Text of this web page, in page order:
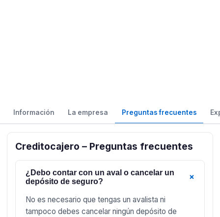
Información La empresa Preguntas frecuentes
Creditocajero – Preguntas frecuentes
¿Debo contar con un aval o cancelar un
depósito de seguro?
+
No es necesario que tengas un avalista ni
tampoco debes cancelar ningún depósito de